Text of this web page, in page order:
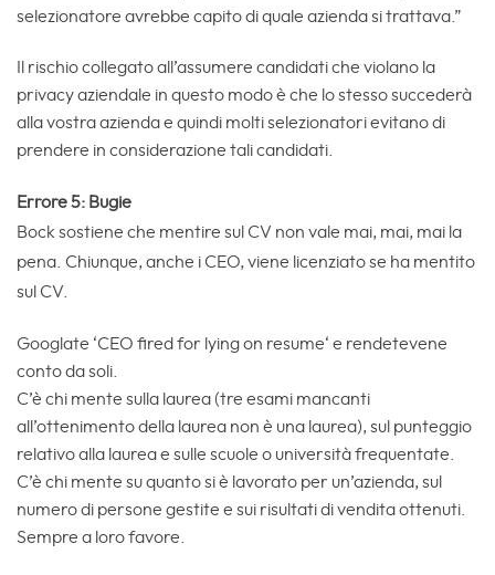
selezionatore avrebbe capito di quale azienda si trattava.”
Il rischio collegato all’assumere candidati che violano la
privacy aziendale in questo modo è che lo stesso succederà
alla vostra azienda e quindi molti selezionatori evitano di
prendere in considerazione tali candidati.
Errore 5: Bugie
Bock sostiene che mentire sul CV non vale mai, mai, mai la
pena. Chiunque, anche i CEO, viene licenziato se ha mentito
sul CV.
Googlate ‘CEO fired for lying on resume‘ e rendetevene
conto da soli.
C’è chi mente sulla laurea (tre esami mancanti
all’ottenimento della laurea non è una laurea), sul punteggio
relativo alla laurea e sulle scuole o università frequentate.
C’è chi mente su quanto si è lavorato per un’azienda, sul
numero di persone gestite e sui risultati di vendita ottenuti.
Sempre a loro favore.